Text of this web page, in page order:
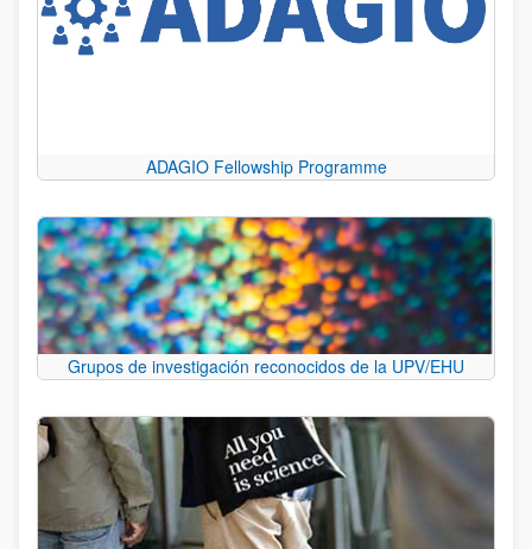
ADAGIO Fellowship Programme
Grupos de investigación reconocidos de la UPV/EHU